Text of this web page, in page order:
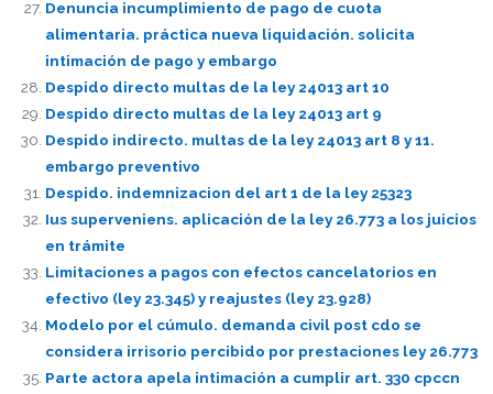
Denuncia incumplimiento de pago de cuota
alimentaria. práctica nueva liquidación. solicita
intimación de pago y embargo
Despido directo multas de la ley 24013 art 10
Despido directo multas de la ley 24013 art 9
Despido indirecto. multas de la ley 24013 art 8 y 11.
embargo preventivo
Despido. indemnizacion del art 1 de la ley 25323
Ius superveniens. aplicación de la ley 26.773 a los juicios
en trámite
Limitaciones a pagos con efectos cancelatorios en
efectivo (ley 23.345) y reajustes (ley 23.928)
Modelo por el cúmulo. demanda civil post cdo se
considera irrisorio percibido por prestaciones ley 26.773
Parte actora apela intimación a cumplir art. 330 cpccn